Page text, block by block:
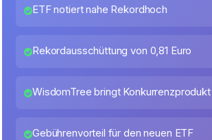
ETF notiert nahe Rekordhoch
Rekordausschüttung von 0,81 Euro
WisdomTree bringt Konkurrenzprodukt
Gebührenvorteil für den neuen ETF